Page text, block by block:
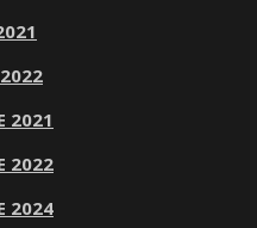
2021
2022
2024